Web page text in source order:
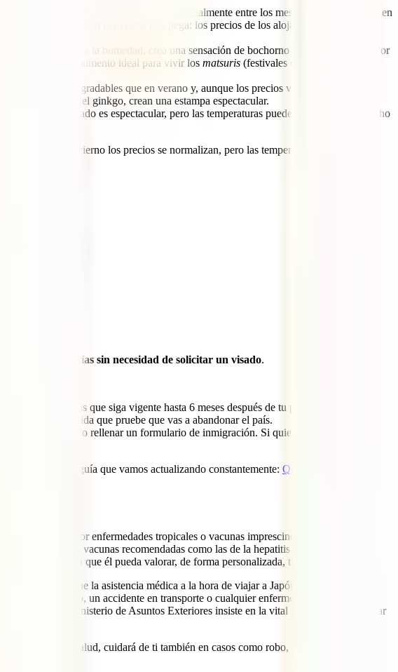
y ser agradables y es el momento, normalmente entre los meses de marzo y abril, en
para viajar a Japón pero tiene una pega: los precios de los alojamientos suben
Esto, sumado a la humedad, crea una sensación de bochorno (en parte por la mayor
y es un momento ideal para vivir los matsuris (festivales culturales) más
mucho más agradables que en verano y, aunque los precios vuelven a subir, no
amarillenta del ginkgo, crean una estampa espectacular.
del país nevado es espectacular, pero las temperaturas pueden llegar a bajar mucho
en otoño e invierno los precios se normalizan, pero las temperaturas son más
país hasta 90 días sin necesidad de solicitar un visado.
no necesitas que siga vigente hasta 6 meses después de tu paso por el país.
un billete de salida que pruebe que vas a abandonar el país.
es necesario rellenar un formulario de inmigración. Si quieres ahorrar tiempo,
consultar esta guía que vamos actualizando constantemente: Qué se necesita para
preocuparte por enfermedades tropicales o vacunas imprescindibles. Solo
otro lado, hay vacunas recomendadas como las de la hepatitis B, triple vírica,
cabecera para que él pueda valorar, de forma personalizada, tu caso.
que supone la asistencia médica a la hora de viajar a Japón. Un tropezón
en mal estado, un accidente en transporte o cualquier enfermedad que en casa
ello, hasta el Ministerio de Asuntos Exteriores insiste en la vital importancia de contar
más allá de tu salud, cuidará de ti también en casos como robo, problemas con tu
el gobierno.